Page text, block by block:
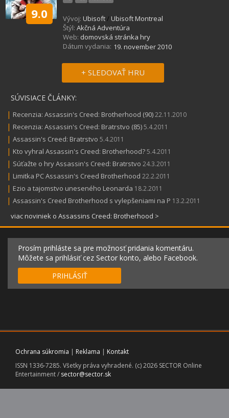
9.0 Vývoj: Ubisoft/ Ubisoft Montreal
Štýl: Akčná Adventúra
Web: domovská stránka hry
Dátum vydania: 19. november 2010
+ SLEDOVAŤ HRU
SÚVISIACE ČLÁNKY:
| Recenzia: Assassin's Creed: Brotherhood (90)22.11.2010
| Recenzia: Assassin's Creed: Bratrstvo (85)5.4.2011
| Assassin's Creed: Bratrstvo 5.4.2011
| Kto vyhral Assassin's Creed: Brotherhood?5.4.2011
| Súťažte o hry Assassin's Creed: Bratrstvo 24.3.2011
| Limitka PC Assassin's Creed Brotherhood 22.2.2011
| Ezio a tajomstvo uneseného Leonarda 18.2.2011
| Assassin's Creed Brotherhood s vylepšeniami na P 13.2.2011
viac noviniek o Assassins Creed: Brotherhood >
Prosím prihláste sa pre možnosť pridania komentáru.
Môžete sa prihlásiť cez Sector konto, alebo Facebook.
PRIHLÁSIŤ
Ochrana súkromia | Reklama | Kontakt
ISSN 1336-7285. Všetky práva vyhradené. (c) 2026 SECTOR Online
Entertainment / sector@sector.sk